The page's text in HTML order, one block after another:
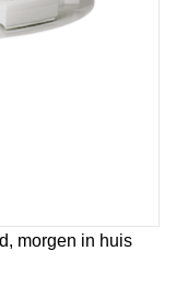
morgen in huis